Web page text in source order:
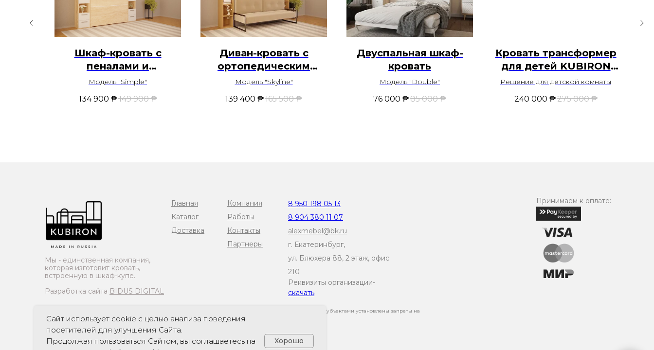
Шкаф-кровать с
пеналами и
антресолью
Модель "Simple"
134 900 ₱149 900 ₱
Диван-кровать с
ортопедическим
основанием
Модель "Skyline"
139 400 ₱165 500 ₱
Двуспальная шкаф-
кровать
Модель "Double"
76 000 ₱85 000 ₱
Кровать трансформер
для детей KUBIRON
Twins S
Решение для детской комнаты
240 000 ₱275 000 ₱
Мы - единственная компания,
которая изготовит кровать,
встроенную в шкаф-купе.
Разработка сайта BIDUS DIGITAL
*"ПДн опубликованы на сайте при наличии правовых оснований в соответствии с ч. 1 ст. 6 и ст. 10.1 152-ФЗ. Субъектами установлены запреты на
обработку неограниченным кругом лиц опубликованных персональных данных."
Главная
Каталог
Доставка
Компания
Работы
Контакты
Партнеры
8 950 198 05 13
8 904 380 11 07
alexmebel@bk.ru
г. Екатеринбург,
ул. Блюхера 88, 2 этаж, офис
210
Принимаем к оплате:
Реквизиты организации-
скачать
Сайт использует cookie с целью анализа поведения
посетителей для улучшения Сайта.
Продолжая пользоваться Сайтом, вы соглашаетесь на
Хорошо